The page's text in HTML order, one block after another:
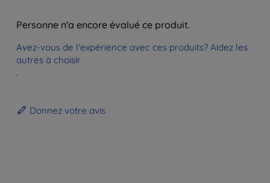
Personne n'a encore évalué ce produit.
Avez-vous de l'expérience avec ces produits? Aidez les
autres à choisir
.
Donnez votre avis